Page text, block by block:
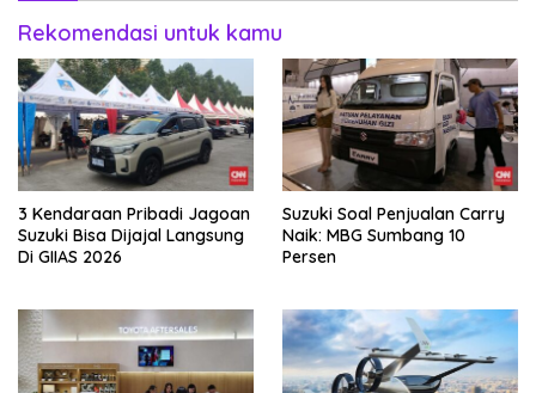
Rekomendasi untuk kamu
3 Kendaraan Pribadi Jagoan
Suzuki Bisa Dijajal Langsung
Di GIIAS 2026
Suzuki Soal Penjualan Carry
Naik: MBG Sumbang 10
Persen